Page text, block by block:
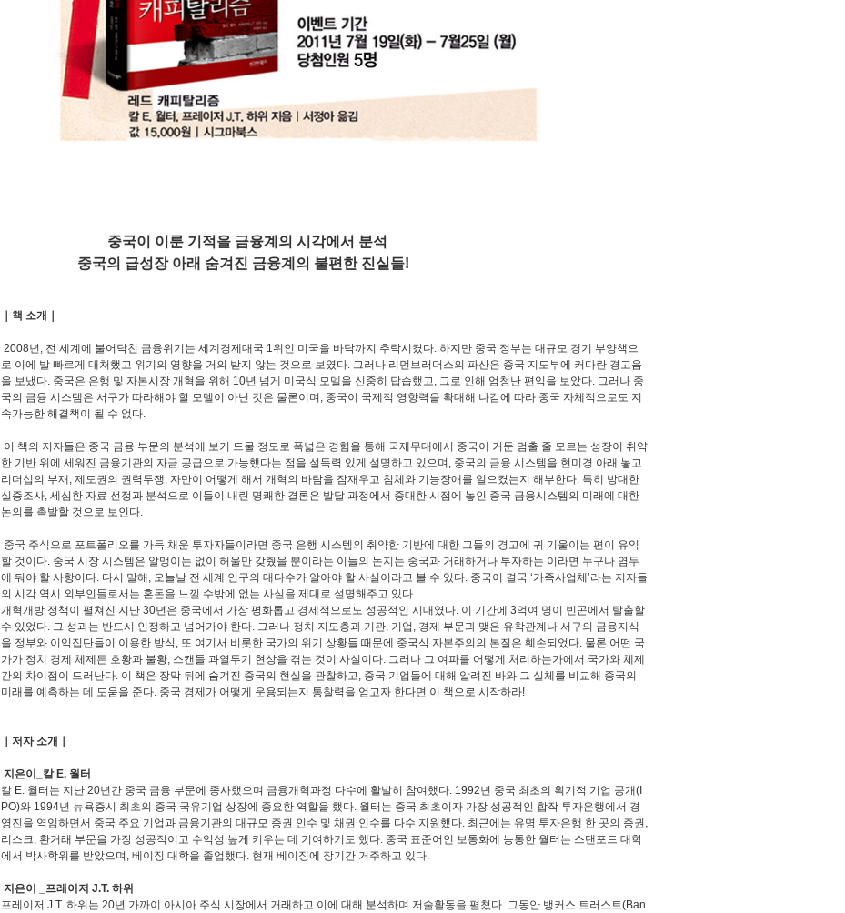
중국이 이룬 기적을 금융계의 시각에서 분석
중국의 급성장 아래 숨겨진 금융계의 불편한 진실들!
｜책 소개｜
2008년, 전 세계에 불어닥친 금융위기는 세계경제대국 1위인 미국을 바닥까지 추락시켰다. 하지만 중국 정부는 대규모 경기 부양책으
로 이에 발 빠르게 대처했고 위기의 영향을 거의 받지 않는 것으로 보였다. 그러나 리먼브러더스의 파산은 중국 지도부에 커다란 경고음
을 보냈다. 중국은 은행 및 자본시장 개혁을 위해 10년 넘게 미국식 모델을 신중히 답습했고, 그로 인해 엄청난 편익을 보았다. 그러나 중
국의 금융 시스템은 서구가 따라해야 할 모델이 아닌 것은 물론이며, 중국이 국제적 영향력을 확대해 나감에 따라 중국 자체적으로도 지
속가능한 해결책이 될 수 없다.
이 책의 저자들은 중국 금융 부문의 분석에 보기 드물 정도로 폭넓은 경험을 통해 국제무대에서 중국이 거둔 멈출 줄 모르는 성장이 취약
한 기반 위에 세워진 금융기관의 자금 공급으로 가능했다는 점을 설득력 있게 설명하고 있으며, 중국의 금융 시스템을 현미경 아래 놓고
리더십의 부재, 제도권의 권력투쟁, 자만이 어떻게 해서 개혁의 바람을 잠재우고 침체와 기능장애를 일으켰는지 해부한다. 특히 방대한
실증조사, 세심한 자료 선정과 분석으로 이들이 내린 명쾌한 결론은 발달 과정에서 중대한 시점에 놓인 중국 금융시스템의 미래에 대한
논의를 촉발할 것으로 보인다.
중국 주식으로 포트폴리오를 가득 채운 투자자들이라면 중국 은행 시스템의 취약한 기반에 대한 그들의 경고에 귀 기울이는 편이 유익
할 것이다. 중국 시장 시스템은 알맹이는 없이 허울만 갖췄을 뿐이라는 이들의 논지는 중국과 거래하거나 투자하는 이라면 누구나 염두
에 둬야 할 사항이다. 다시 말해, 오늘날 전 세계 인구의 대다수가 알아야 할 사실이라고 볼 수 있다. 중국이 결국 ‘가족사업체’라는 저자들
의 시각 역시 외부인들로서는 혼돈을 느낄 수밖에 없는 사실을 제대로 설명해주고 있다.
개혁개방 정책이 펼쳐진 지난 30년은 중국에서 가장 평화롭고 경제적으로도 성공적인 시대였다. 이 기간에 3억여 명이 빈곤에서 탈출할
수 있었다. 그 성과는 반드시 인정하고 넘어가야 한다. 그러나 정치 지도층과 기관, 기업, 경제 부문과 맺은 유착관계나 서구의 금융지식
을 정부와 이익집단들이 이용한 방식, 또 여기서 비롯한 국가의 위기 상황들 때문에 중국식 자본주의의 본질은 훼손되었다. 물론 어떤 국
가가 정치 경제 체제든 호황과 불황, 스캔들 과열투기 현상을 겪는 것이 사실이다. 그러나 그 여파를 어떻게 처리하는가에서 국가와 체제
간의 차이점이 드러난다. 이 책은 장막 뒤에 숨겨진 중국의 현실을 관찰하고, 중국 기업들에 대해 알려진 바와 그 실체를 비교해 중국의
미래를 예측하는 데 도움을 준다. 중국 경제가 어떻게 운용되는지 통찰력을 얻고자 한다면 이 책으로 시작하라!
｜저자 소개｜
지은이_칼 E. 월터
칼 E. 월터는 지난 20년간 중국 금융 부문에 종사했으며 금융개혁과정 다수에 활발히 참여했다. 1992년 중국 최초의 획기적 기업 공개(I
PO)와 1994년 뉴욕증시 최초의 중국 국유기업 상장에 중요한 역할을 했다. 월터는 중국 최초이자 가장 성공적인 합작 투자은행에서 경
영진을 역임하면서 중국 주요 기업과 금융기관의 대규모 증권 인수 및 채권 인수를 다수 지원했다. 최근에는 유명 투자은행 한 곳의 증권,
리스크, 환거래 부문을 가장 성공적이고 수익성 높게 키우는 데 기여하기도 했다. 중국 표준어인 보통화에 능통한 월터는 스탠포드 대학
에서 박사학위를 받았으며, 베이징 대학을 졸업했다. 현재 베이징에 장기간 거주하고 있다.
지은이 _프레이저 J.T. 하위
프레이저 J.T. 하위는 20년 가까이 아시아 주식 시장에서 거래하고 이에 대해 분석하며 저술활동을 펼쳤다. 그동안 뱅커스 트러스트(Ban